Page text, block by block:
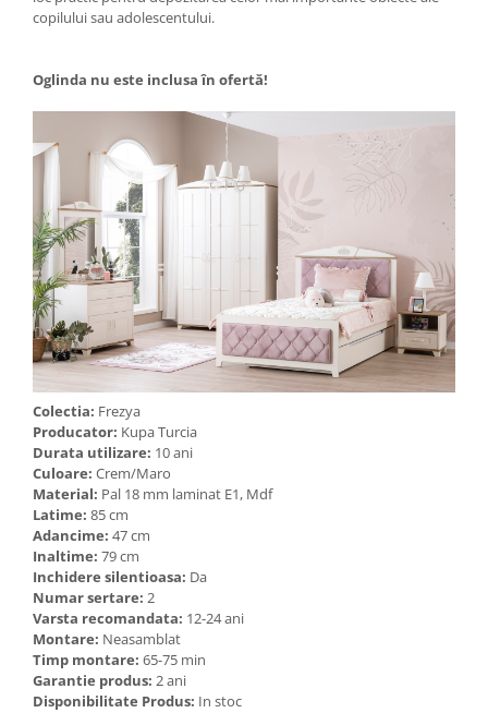
copilului sau adolescentului.
Oglinda nu este inclusa în ofertă!
Colectia: Frezya
Producator: Kupa Turcia
Durata utilizare: 10 ani
Culoare: Crem/Maro
Material: Pal 18 mm laminat E1, Mdf
Latime: 85 cm
Adancime: 47 cm
Inaltime: 79 cm
Inchidere silentioasa: Da
Numar sertare: 2
Varsta recomandata: 12-24 ani
Montare: Neasamblat
Timp montare: 65-75 min
Garantie produs: 2 ani
Disponibilitate Produs: In stoc